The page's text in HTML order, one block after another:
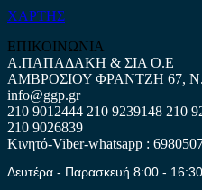
ΧΑΡΤΗΣ
ΕΠΙΚΟΙΝΩΝΙΑ
Α.ΠΑΠΑΔΑΚΗ & ΣΙΑ Ο.Ε
ΑΜΒΡΟΣΙΟΥ ΦΡΑΝΤΖΗ 67,
info@ggp.gr
210 9012444 210 9239148 210
210 9026839
Κινητό-Viber-whatsapp :
Δευτέρα - Παρασκευή 8:00 - 16:30